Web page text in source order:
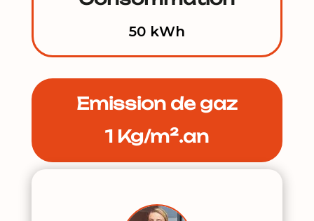
50 kWh
Emission de gaz
1 Kg/m².an